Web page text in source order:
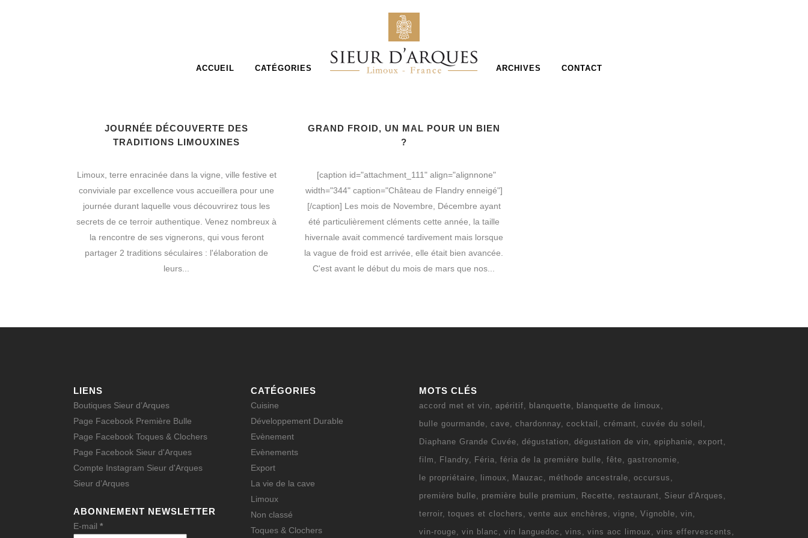
ACCUEIL CATÉGORIES ARCHIVES CONTACT
JOURNÉE DÉCOUVERTE DES
TRADITIONS LIMOUXINES
Limoux, terre enracinée dans la vigne, ville festive et
conviviale par excellence vous accueillera pour une
journée durant laquelle vous découvrirez tous les
secrets de ce terroir authentique. Venez nombreux à
la rencontre de ses vignerons, qui vous feront
partager 2 traditions séculaires : l'élaboration de
leurs...
GRAND FROID, UN MAL POUR UN BIEN
?
[caption id="attachment_111" align="alignnone"
width="344" caption="Château de Flandry enneigé"]
[/caption] Les mois de Novembre, Décembre ayant
été particulièrement cléments cette année, la taille
hivernale avait commencé tardivement mais lorsque
la vague de froid est arrivée, elle était bien avancée.
C'est avant le début du mois de mars que nos...
LIENS
Boutiques Sieur d’Arques
Page Facebook Première Bulle
Page Facebook Toques & Clochers
Page Facebook Sieur d'Arques
Compte Instagram Sieur d'Arques
Sieur d’Arques
ABONNEMENT NEWSLETTER
E-mail *
CATÉGORIES
Cuisine
Développement Durable
Evènement
Evènements
Export
La vie de la cave
Limoux
Non classé
Toques & Clochers
MOTS CLÉS
accord met et vin apéritif blanquette
blanquette de limoux
bulle gourmande
cave chardonnay cocktail crémant
cuvée du soleil
Diaphane Grande Cuvée
dégustation dégustation de vin epiphanie
export
film
Flandry Féria féria de la première bulle fête
gastronomie
le propriétaire
limoux Mauzac méthode ancestrale
occursus
première bulle
première bulle premium Recette restaurant
Sieur d'Arques
terroir toques et clochers vente aux enchères vigne Vignoble
vin
vin-rouge
vin blanc vin languedoc vins vins aoc limoux vins effervescents